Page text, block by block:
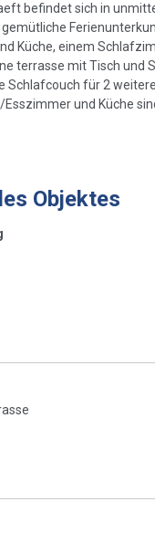
befindet sich in
Küche, einem
terrasse mit Tisch und
Schlafcouch für 2
und Küche
Objektes